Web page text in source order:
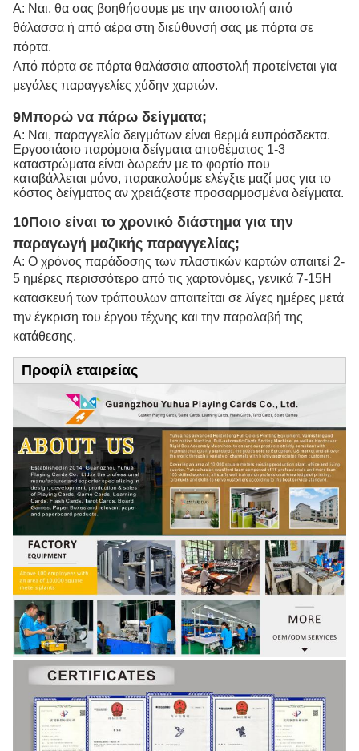
Α: Ναι, θα σας βοηθήσουμε με την αποστολή από
θάλασσα ή από αέρα στη διεύθυνσή σας με πόρτα σε
πόρτα.
Από πόρτα σε πόρτα θαλάσσια αποστολή προτείνεται για
μεγάλες παραγγελίες χύδην χαρτών.
9Μπορώ να πάρω δείγματα;
Α: Ναι, παραγγελία δειγμάτων είναι θερμά ευπρόσδεκτα.
Εργοστάσιο παρόμοια δείγματα αποθέματος 1-3
καταστρώματα είναι δωρεάν με το φορτίο που
καταβάλλεται μόνο, παρακαλούμε ελέγξτε μαζί μας για το
κόστος δείγματος αν χρειάζεστε προσαρμοσμένα δείγματα.
10Ποιο είναι το χρονικό διάστημα για την
παραγωγή μαζικής παραγγελίας;
Α: Ο χρόνος παράδοσης των πλαστικών καρτών απαιτεί 2-
5 ημέρες περισσότερο από τις χαρτονόμες, γενικά 7-15Η
κατασκευή των τράπουλων απαιτείται σε λίγες ημέρες μετά
την έγκριση του έργου τέχνης και την παραλαβή της
κατάθεσης.
Προφίλ εταιρείας